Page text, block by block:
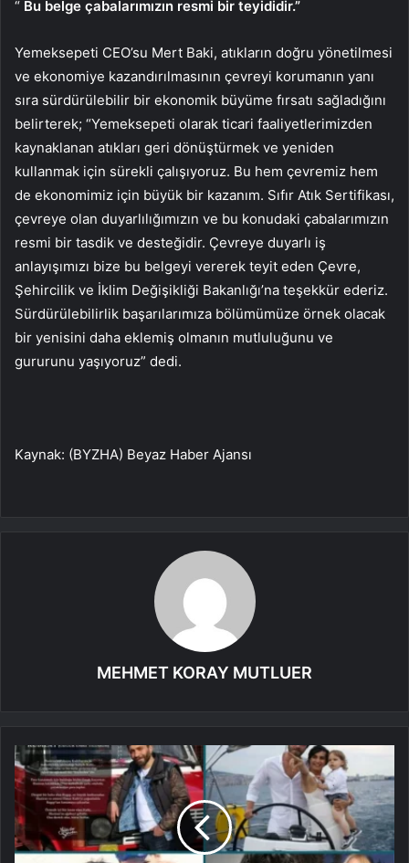
“ Bu belge çabalarımızın resmi bir teyididir.”
Yemeksepeti CEO’su Mert Baki, atıkların doğru yönetilmesi
ve ekonomiye kazandırılmasının çevreyi korumanın yanı
sıra sürdürülebilir bir ekonomik büyüme fırsatı sağladığını
belirterek; “Yemeksepeti olarak ticari faaliyetlerimizden
kaynaklanan atıkları geri dönüştürmek ve yeniden
kullanmak için sürekli çalışıyoruz. Bu hem çevremiz hem
de ekonomimiz için büyük bir kazanım. Sıfır Atık Sertifikası,
çevreye olan duyarlılığımızın ve bu konudaki çabalarımızın
resmi bir tasdik ve desteğidir. Çevreye duyarlı iş
anlayışımızı bize bu belgeyi vererek teyit eden Çevre,
Şehircilik ve İklim Değişikliği Bakanlığı’na teşekkür ederiz.
Sürdürülebilirlik başarılarımıza bölümümüze örnek olacak
bir yenisini daha eklemiş olmanın mutluluğunu ve
gururunu yaşıyoruz” dedi.
Kaynak: (BYZHA) Beyaz Haber Ajansı
MEHMET KORAY MUTLUER